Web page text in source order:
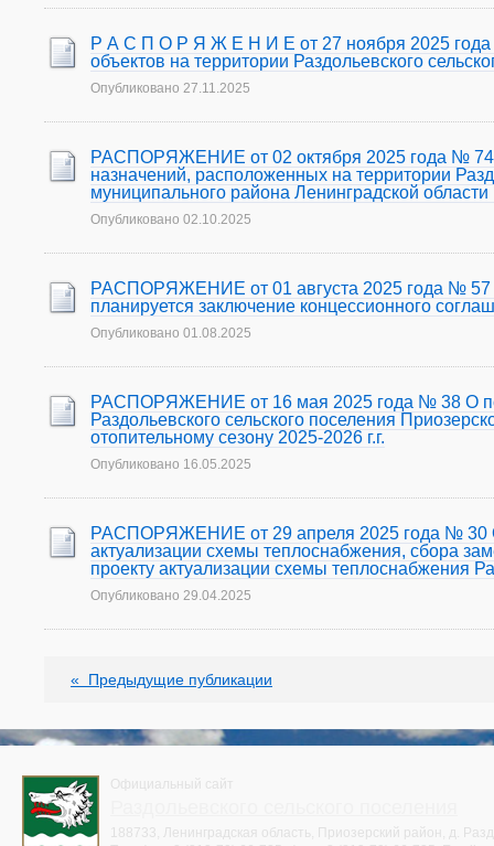
Р А С П О Р Я Ж Е Н И Е от 27 ноября 2025 года
объектов на территории Раздольевского
Опубликовано 27.11.2025
РАСПОРЯЖЕНИЕ от 02 октября 2025 года № 74
назначений, расположенных на территории
муниципального района Ленинградской
Опубликовано 02.10.2025
РАСПОРЯЖЕНИЕ от 01 августа 2025 года № 57
планируется заключение концессионного
Опубликовано 01.08.2025
РАСПОРЯЖЕНИЕ от 16 мая 2025 года № 38 О
Раздольевского сельского поселения
отопительному сезону 2025-2026 г.г.
Опубликовано 16.05.2025
РАСПОРЯЖЕНИЕ от 29 апреля 2025 года № 30 О
актуализации схемы теплоснабжения, сбора
проекту актуализации схемы теплоснабжения
Опубликовано 29.04.2025
« Предыдущие публикации
Официальный сайт
188733, Ленинградская область, Приозерский район, д.